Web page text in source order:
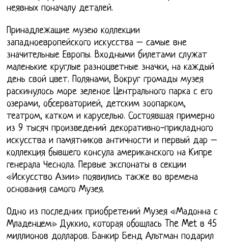
неявных поначалу деталей.
Принадлежащие музею коллекции
западноевропейского искусства – самые вне
значительные Европы. Входными билетами служат
маленькие круглые разноцветные значки, на каждый
день свой цвет. Полянами, Вокруг громады музея
раскинулось море зеленое Центрального парка с его
озерами, обсерваторией, детским зоопарком,
театром, катком и каруселью. Состоявшая примерно
из 9 тысяч произведений декоративно-прикладного
искусства и памятников античности и первый дар –
коллекция бывшего консула американского на Кипре
генерала Чеснола. Первые экспонаты в секции
«Искусство Азии» появились также во времена
основания самого Музея.
Одно из последних приобретений Музея «Мадонна с
Младенцем» Дуккио, которая обошлась The Met в 45
миллионов долларов. Банкир Бенд Альтман подарил